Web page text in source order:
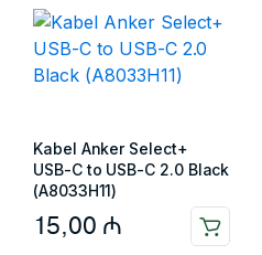
Kabel Anker Select+
USB-C to USB-C 2.0 Black
(A8033H11)
15,00 ₼